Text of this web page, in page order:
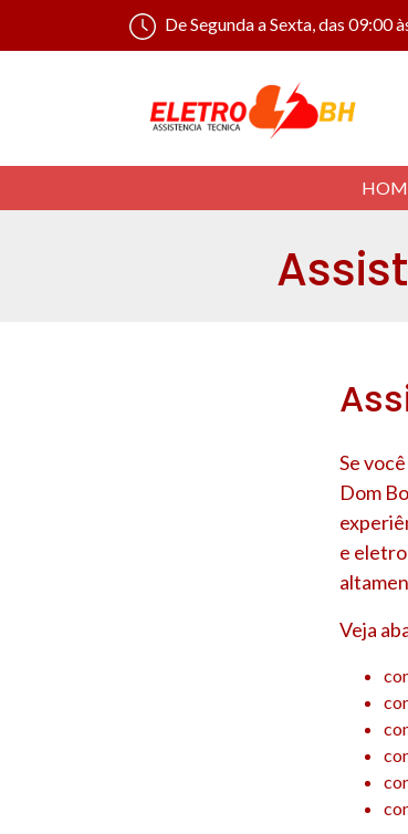
De Segunda a Sexta, das 09:00
Se
Dom
e
Veja